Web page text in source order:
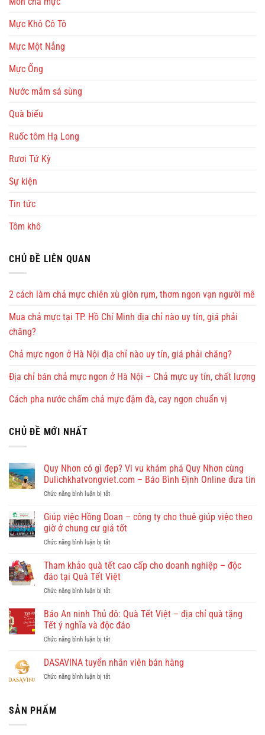
Mực Khô Cô Tô
Mực Một Nắng
Mực Ống
Nước mắm sá sùng
Quà biếu
Ruốc tôm Hạ Long
Rươi Tứ Kỳ
Sự kiện
Tin tức
Tôm khô
CHỦ ĐỀ LIÊN QUAN
2 cách làm chả mực chiên xù giòn rụm, thơm ngon vạn người mê
Mua chả mực tại TP. Hồ Chí Minh địa chỉ nào uy tín, giá phải
chăng?
Chả mực ngon ở Hà Nội địa chỉ nào uy tín, giá phải chăng?
Địa chỉ bán chả mực ngon ở Hà Nội – Chả mực uy tín, chất lượng
Cách pha nước chấm chả mực đậm đà, cay ngon chuẩn vị
CHỦ ĐỀ MỚI NHẤT
Quy Nhơn có gì đẹp? Vi vu khám phá Quy Nhơn cùng
Dulichkhatvongviet.com – Báo Bình Định Online đưa tin
Chức năng bình luận bị tắtở
Nhơn
có
gì
đẹp?
vu
khám
phá
Quy
cùng
Dulichkhatvongviet.com
Báo
Định
Online
Giúp việc Hồng Doan – công ty cho thuê giúp việc theo
giờ ở chung cư giá tốt
Chức năng bình luận bị tắtở
việc
Hồng
Doan
–
ty
cho
giúp
theo
Tham khảo quà tết cao cấp cho doanh nghiệp – độc
đáo tại Quà Tết Việt
Chức năng bình luận bị tắtở
khảo
quà
tết
cao
cho
nghiệp
Báo An ninh Thủ đô: Quà Tết Việt – địa chỉ quà tặng
Tết ý nghĩa và độc đáo
Chức năng bình luận bị tắtở
An
Thủ
DASAVINA tuyển nhân viên bán hàng
Chức năng bình luận bị tắtở
SẢN PHẨM